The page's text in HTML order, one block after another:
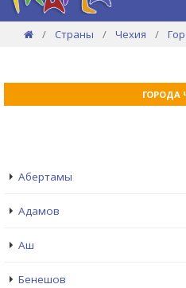
Страны Чехия
ГОРОДА
Абертамы
Адамов
Аш
Бенешов